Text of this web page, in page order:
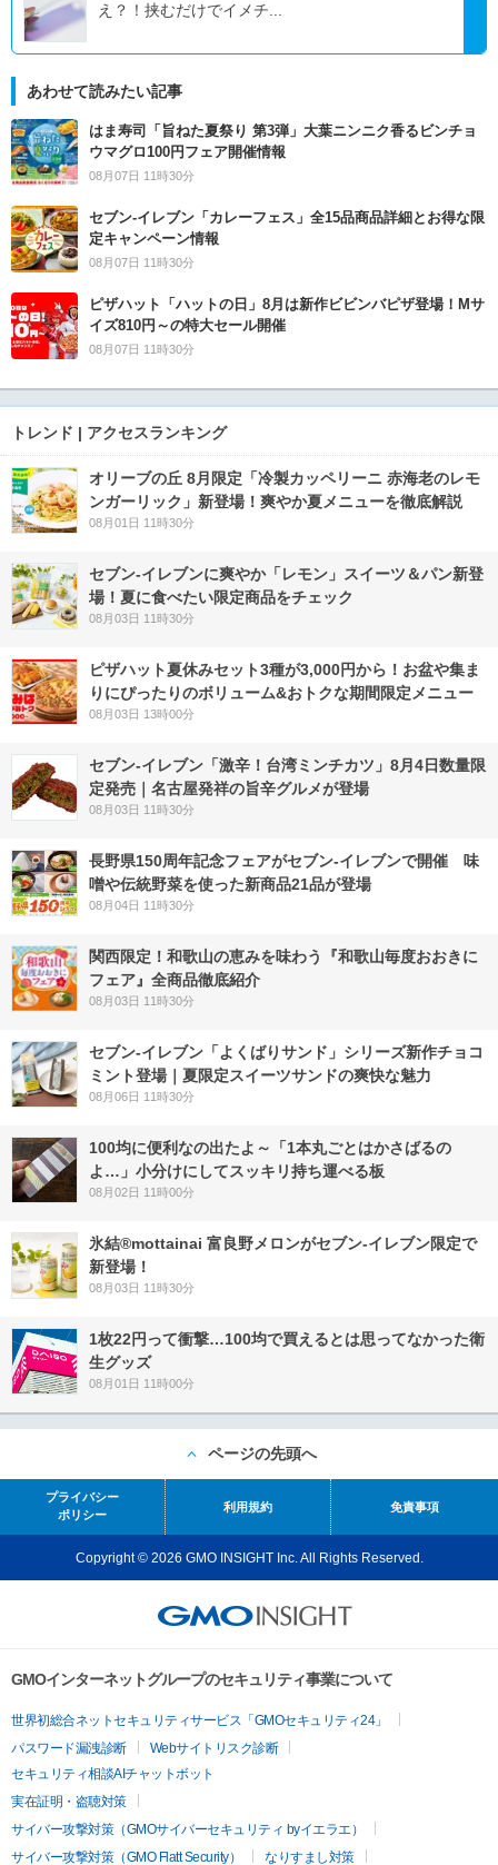
え？！挟むだけでイメチ...
あわせて読みたい記事
はま寿司「旨ねた夏祭り 第3弾」大葉ニンニク香るビンチョ
ウマグロ100円フェア開催情報
08月07日 11時30分
セブン‐イレブン「カレーフェス」全15品商品詳細とお得な限
定キャンペーン情報
08月07日 11時30分
ピザハット「ハットの日」8月は新作ビビンバピザ登場！Mサ
イズ810円～の特大セール開催
08月07日 11時30分
トレンド | アクセスランキング
オリーブの丘 8月限定「冷製カッペリーニ 赤海老のレモ
ンガーリック」新登場！爽やか夏メニューを徹底解説
08月01日 11時30分
セブン‐イレブンに爽やか「レモン」スイーツ＆パン新登
場！夏に食べたい限定商品をチェック
08月03日 11時30分
ピザハット夏休みセット3種が3,000円から！お盆や集ま
りにぴったりのボリューム&おトクな期間限定メニュー
08月03日 13時00分
セブン-イレブン「激辛！台湾ミンチカツ」8月4日数量限
定発売｜名古屋発祥の旨辛グルメが登場
08月03日 11時30分
長野県150周年記念フェアがセブン-イレブンで開催 味
噌や伝統野菜を使った新商品21品が登場
08月04日 11時30分
関西限定！和歌山の恵みを味わう『和歌山毎度おおきに
フェア』全商品徹底紹介
08月03日 11時30分
セブン‐イレブン「よくばりサンド」シリーズ新作チョコ
ミント登場｜夏限定スイーツサンドの爽快な魅力
08月06日 11時30分
100均に便利なの出たよ～「1本丸ごとはかさばるの
よ…」小分けにしてスッキリ持ち運べる板
08月02日 11時00分
氷結®mottainai 富良野メロンがセブン‐イレブン限定で
新登場！
08月03日 11時30分
1枚22円って衝撃…100均で買えるとは思ってなかった衛
生グッズ
08月01日 11時00分
ページの先頭へ
プライバシー
ポリシー
利用規約 免責事項
Copyright © 2026 GMO INSIGHT Inc. All Rights Reserved.
GMOインターネットグループのセキュリティ事業について
世界初総合ネットセキュリティサービス「GMOセキュリティ24」
パスワード漏洩診断
Webサイトリスク診断
セキュリティ相談AIチャットボット
実在証明・盗聴対策
サイバー攻撃対策（GMOサイバーセキュリティ byイエラエ）
サイバー攻撃対策（GMO Flatt Security）
なりすまし対策